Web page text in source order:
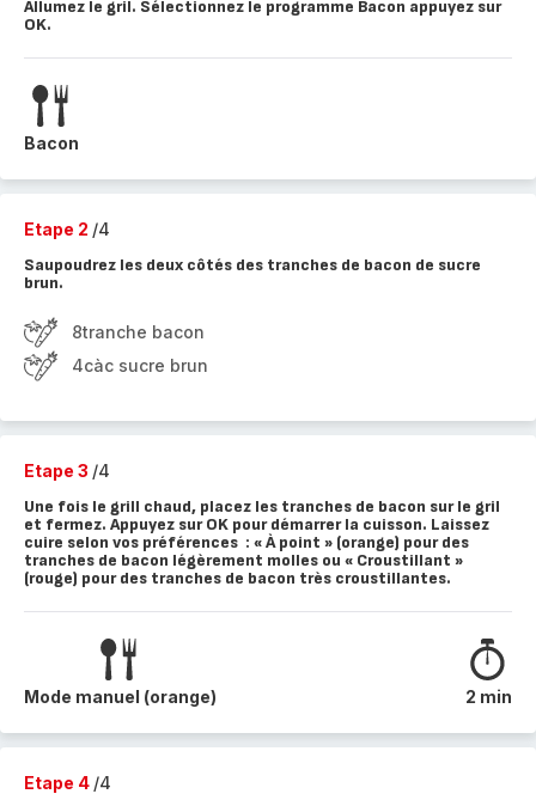
Allumez le gril. Sélectionnez le programme Bacon appuyez sur
OK.
Bacon
Etape 2 /4
Saupoudrez les deux côtés des tranches de bacon de sucre
brun.
8tranche bacon
4càc sucre brun
Etape 3 /4
Une fois le grill chaud, placez les tranches de bacon sur le gril
et fermez. Appuyez sur OK pour démarrer la cuisson. Laissez
cuire selon vos préférences : « À point » (orange) pour des
tranches de bacon légèrement molles ou « Croustillant »
(rouge) pour des tranches de bacon très croustillantes.
Mode manuel (orange) 2 min
Etape 4 /4